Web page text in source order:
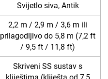
Svijetlo siva, Antik
2,2 m / 2,9 m / 3,6 m ili
prilagodljivo do 5,8 m (7,2 ft
/ 9,5 ft / 11,8 ft)
Skriveni SS sustav s